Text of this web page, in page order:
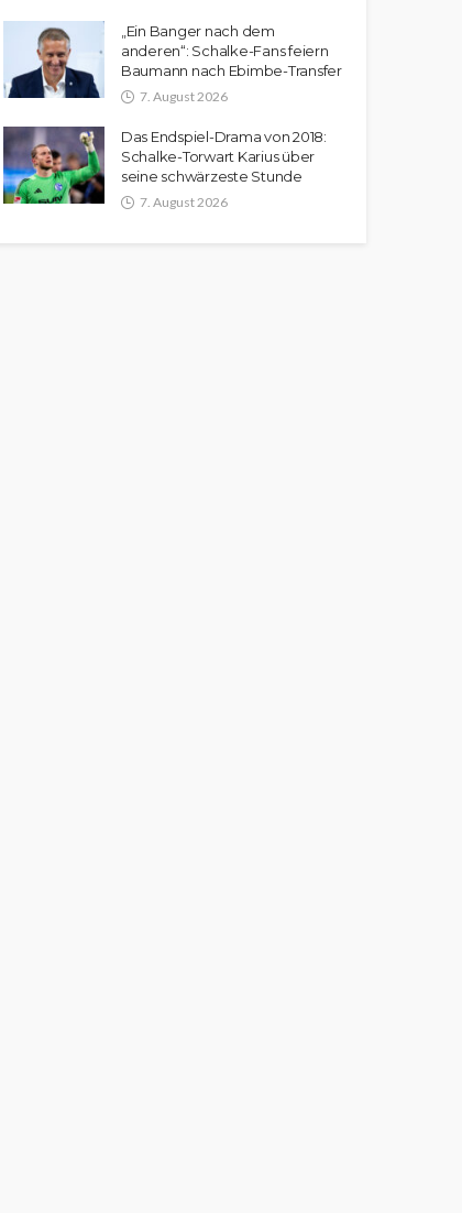
„Ein Banger nach dem
anderen“: Schalke-Fans feiern
Baumann nach Ebimbe-Transfer
7. August 2026
Das Endspiel-Drama von 2018:
Schalke-Torwart Karius über
seine schwärzeste Stunde
7. August 2026